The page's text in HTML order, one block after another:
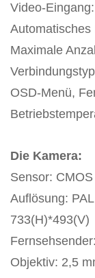
Video-
Automatisches
Maximale
OSD-Menü,
Die Kamera:
Sensor: CMOS
Auflösung:
733(H)*493(V)
Objektiv: 2,5